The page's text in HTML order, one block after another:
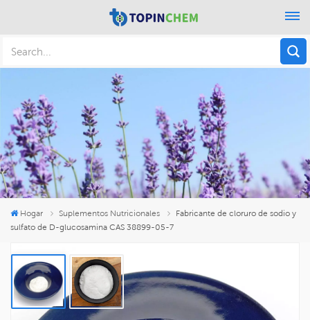
Hogar Suplementos Nutricionales
Fabricante de cloruro de sodio y
sulfato de D-glucosamina CAS 38899-05-7